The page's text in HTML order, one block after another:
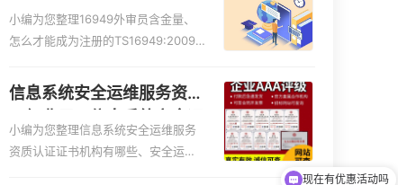
小编为您整理16949外审员含金量、
怎么才能成为注册的TS16949:2009
过不了解具体情况、iso9000外审
员、SA8000外审员培训相关iso体系
认证知识，详情可查看下方正文！
信息系统安全运维服务资质
维服务资质二级
小编为您整理信息系统安全运维服务
资质认证证书机构有哪些、安全运维
现在有优惠活动吗